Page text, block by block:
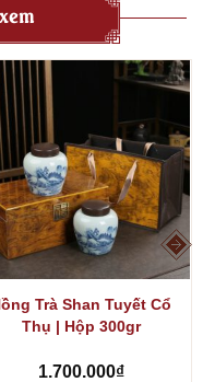
Trà Shan Tuyết Cổ
Thụ | Hộp 300gr
1.700.000₫